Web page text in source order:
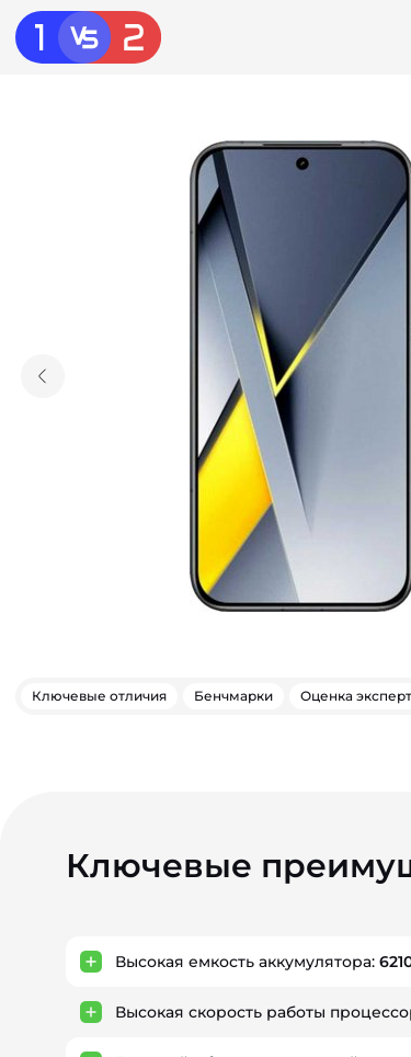
Ключевые отличия Бенчмарки Оценка
Ключевые
Высокая емкость аккумулятора:
Высокая скорость работы